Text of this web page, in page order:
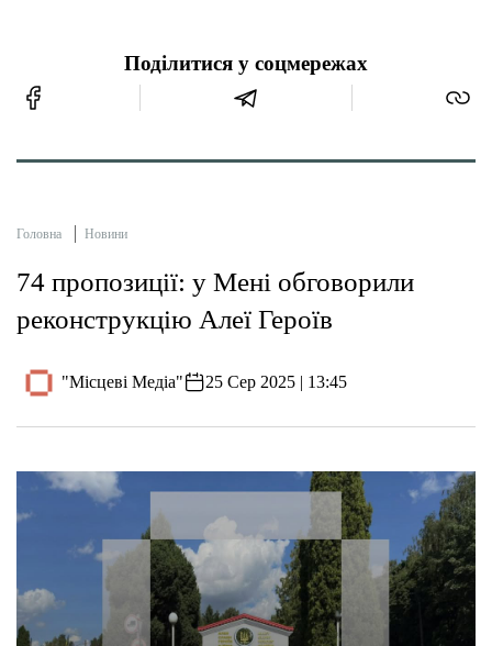
Поділитися у соцмережах
Головна Новини
74 пропозиції: у Мені обговорили
реконструкцію Алеї Героїв
"Місцеві Медіа" 25 Сер 2025 | 13:45